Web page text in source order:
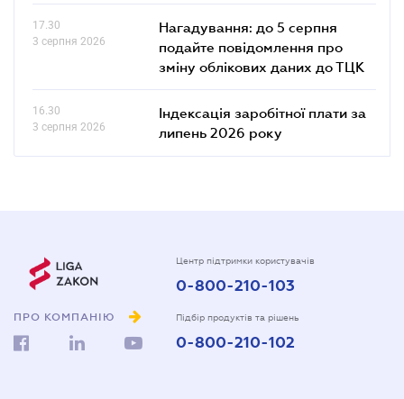
17.30
3 серпня 2026
Нагадування: до 5 серпня
подайте повідомлення про
зміну облікових даних до ТЦК
16.30
3 серпня 2026
Індексація заробітної плати за
липень 2026 року
ПРО КОМПАНІЮ
Центр підтримки користувачів
0-800-210-103
Підбір продуктів та рішень
0-800-210-102